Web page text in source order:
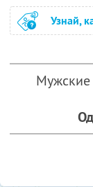
Узнай,
Мужские